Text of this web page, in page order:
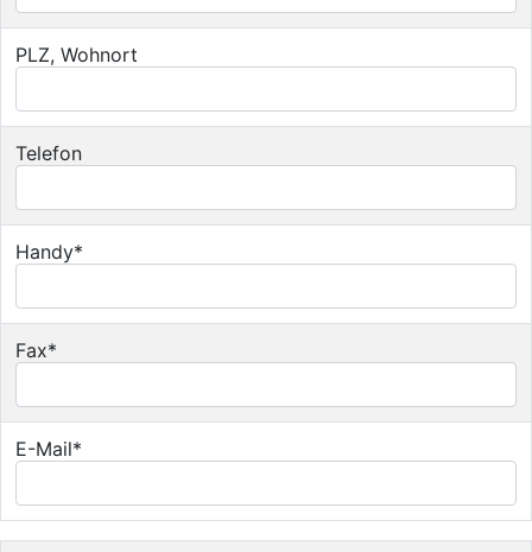
PLZ, Wohnort
Telefon
Handy*
Fax*
E-Mail*